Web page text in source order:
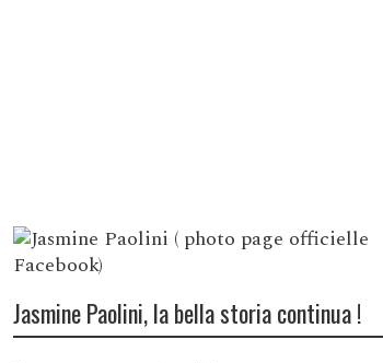
Jasmine Paolini, la bella storia continua !